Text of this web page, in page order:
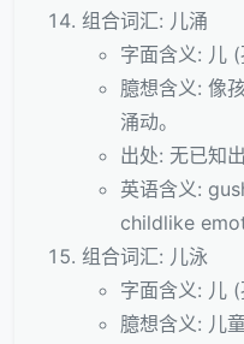
组合词汇: 儿涌
字面含义: 儿
臆想含义: 像
涌动。
出处: 无已知
英语含义:
childlike
组合词汇: 儿泳
字面含义: 儿
臆想含义: 儿